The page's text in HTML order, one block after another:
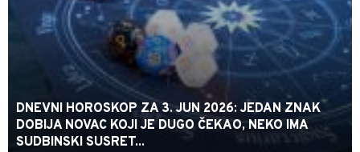
DNEVNI HOROSKOP ZA 3. JUN 2026: JEDAN ZNAK
DOBIJA NOVAC KOJI JE DUGO ČEKAO, NEKO IMA
SUDBINSKI SUSRET...